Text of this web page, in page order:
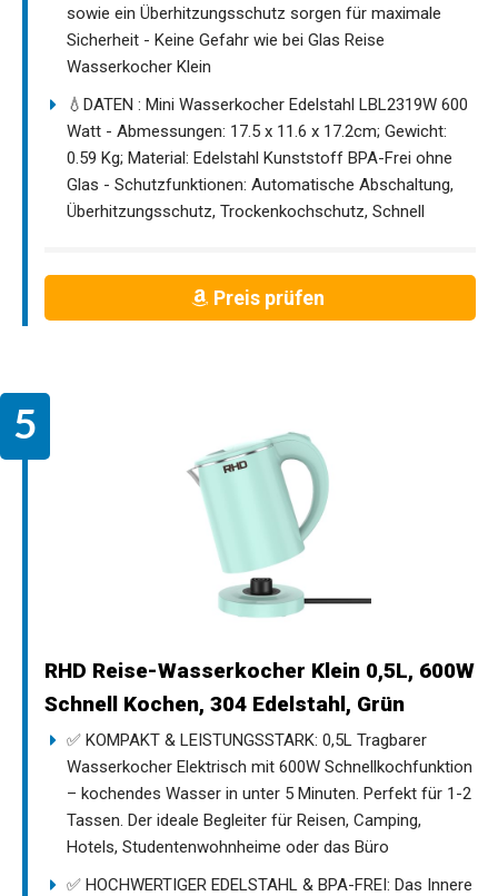
sowie ein Überhitzungsschutz sorgen für maximale
Sicherheit - Keine Gefahr wie bei Glas Reise
Wasserkocher Klein
💧DATEN : Mini Wasserkocher Edelstahl LBL2319W 600
Watt - Abmessungen: 17.5 x 11.6 x 17.2cm; Gewicht:
0.59 Kg; Material: Edelstahl Kunststoff BPA-Frei ohne
Glas - Schutzfunktionen: Automatische Abschaltung,
Überhitzungsschutz, Trockenkochschutz, Schnell
Preis prüfen
RHD Reise-Wasserkocher Klein 0,5L, 600W
Schnell Kochen, 304 Edelstahl, Grün
✅ KOMPAKT & LEISTUNGSSTARK:​ 0,5L Tragbarer
Wasserkocher Elektrisch mit 600W Schnellkochfunktion
– kochendes Wasser in unter 5 Minuten. Perfekt für 1-2
Tassen. Der ideale Begleiter für Reisen, Camping,
Hotels, Studentenwohnheime oder das Büro
✅ HOCHWERTIGER EDELSTAHL & BPA-FREI:​ Das Innere